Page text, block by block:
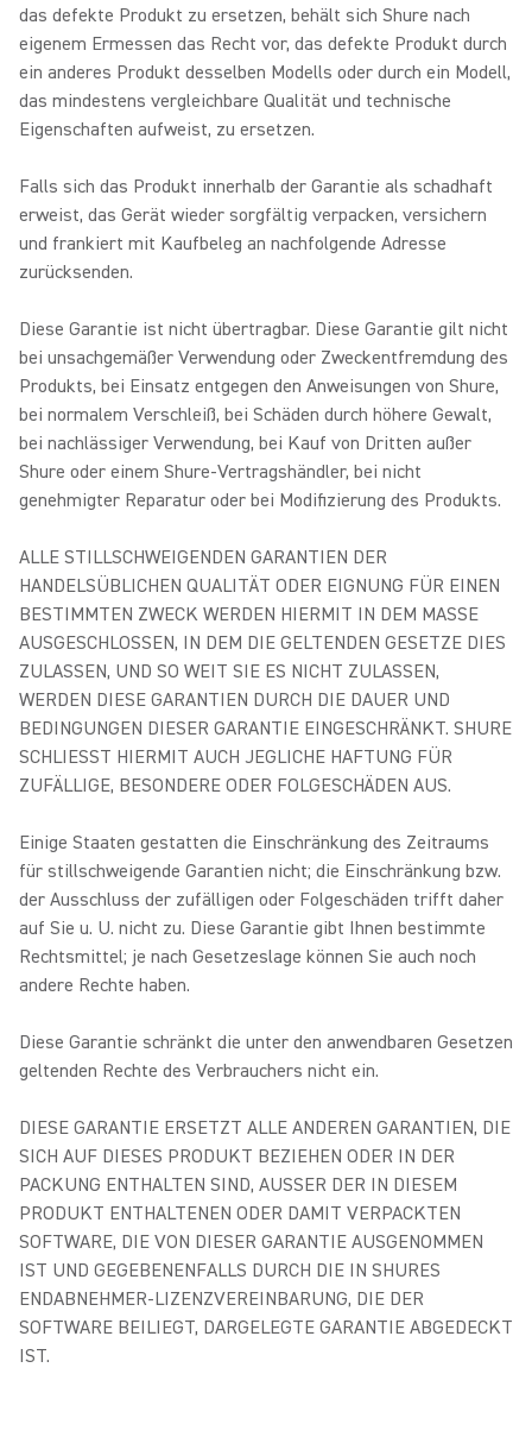
das defekte Produkt zu ersetzen, behält sich Shure nach
eigenem Ermessen das Recht vor, das defekte Produkt durch
ein anderes Produkt desselben Modells oder durch ein Modell,
das mindestens vergleichbare Qualität und technische
Eigenschaften aufweist, zu ersetzen.
Falls sich das Produkt innerhalb der Garantie als schadhaft
erweist, das Gerät wieder sorgfältig verpacken, versichern
und frankiert mit Kaufbeleg an nachfolgende Adresse
zurücksenden.
Diese Garantie ist nicht übertragbar. Diese Garantie gilt nicht
bei unsachgemäßer Verwendung oder Zweckentfremdung des
Produkts, bei Einsatz entgegen den Anweisungen von Shure,
bei normalem Verschleiß, bei Schäden durch höhere Gewalt,
bei nachlässiger Verwendung, bei Kauf von Dritten außer
Shure oder einem Shure-Vertragshändler, bei nicht
genehmigter Reparatur oder bei Modifizierung des Produkts.
ALLE STILLSCHWEIGENDEN GARANTIEN DER
HANDELSÜBLICHEN QUALITÄT ODER EIGNUNG FÜR EINEN
BESTIMMTEN ZWECK WERDEN HIERMIT IN DEM MASSE
AUSGESCHLOSSEN, IN DEM DIE GELTENDEN GESETZE DIES
ZULASSEN, UND SO WEIT SIE ES NICHT ZULASSEN,
WERDEN DIESE GARANTIEN DURCH DIE DAUER UND
BEDINGUNGEN DIESER GARANTIE EINGESCHRÄNKT. SHURE
SCHLIESST HIERMIT AUCH JEGLICHE HAFTUNG FÜR
ZUFÄLLIGE, BESONDERE ODER FOLGESCHÄDEN AUS.
Einige Staaten gestatten die Einschränkung des Zeitraums
für stillschweigende Garantien nicht; die Einschränkung bzw.
der Ausschluss der zufälligen oder Folgeschäden trifft daher
auf Sie u. U. nicht zu. Diese Garantie gibt Ihnen bestimmte
Rechtsmittel; je nach Gesetzeslage können Sie auch noch
andere Rechte haben.
Diese Garantie schränkt die unter den anwendbaren Gesetzen
geltenden Rechte des Verbrauchers nicht ein.
DIESE GARANTIE ERSETZT ALLE ANDEREN GARANTIEN, DIE
SICH AUF DIESES PRODUKT BEZIEHEN ODER IN DER
PACKUNG ENTHALTEN SIND, AUSSER DER IN DIESEM
PRODUKT ENTHALTENEN ODER DAMIT VERPACKTEN
SOFTWARE, DIE VON DIESER GARANTIE AUSGENOMMEN
IST UND GEGEBENENFALLS DURCH DIE IN SHURES
ENDABNEHMER-LIZENZVEREINBARUNG, DIE DER
SOFTWARE BEILIEGT, DARGELEGTE GARANTIE ABGEDECKT
IST.